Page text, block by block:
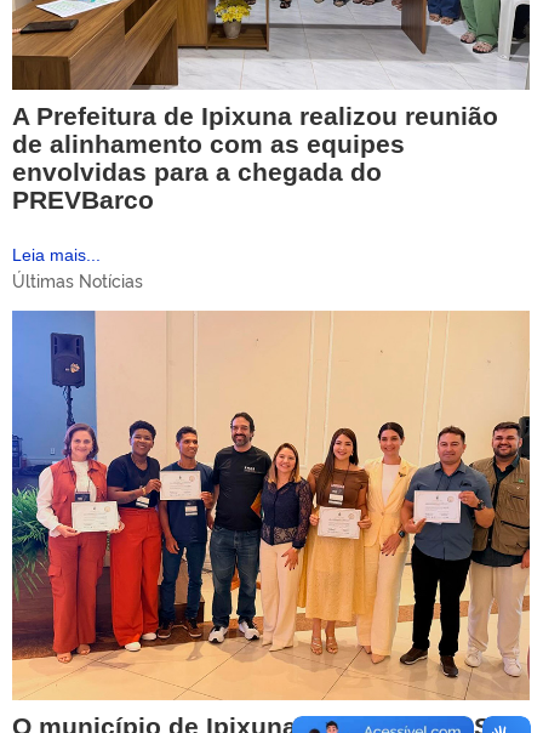
A Prefeitura de Ipixuna realizou reunião
de alinhamento com as equipes
envolvidas para a chegada do
PREVBarco
Leia mais...
Últimas Notícias
O município de Ipixuna conquistou o Selo